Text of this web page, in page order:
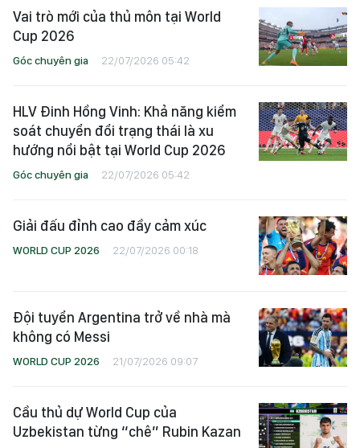
Vai trò mới của thủ môn tại World
Cup 2026
Góc chuyên gia 22/07/2026 05:42
HLV Đinh Hồng Vinh: Khả năng kiểm
soát chuyển đổi trạng thái là xu
hướng nổi bật tại World Cup 2026
Góc chuyên gia 22/07/2026 05:42
Giải đấu đỉnh cao đầy cảm xúc
WORLD CUP 2026 22/07/2026 00:18
Đội tuyển Argentina trở về nhà mà
không có Messi
WORLD CUP 2026 21/07/2026 09:07
Cầu thủ dự World Cup của
Uzbekistan từng “chê” Rubin Kazan